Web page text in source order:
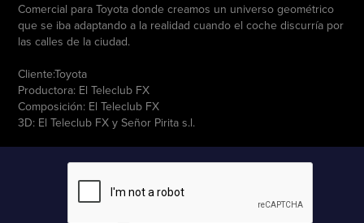
Comercial para Toyota donde creamos un universo geométrico
que se iba adaptando a la realidad cuando el coche discurría por
las calles de la ciudad.
Cliente:Toyota
Productora: El Teleclub FX
Composición: El Teleclub FX
3D: El Teleclub FX y Señor Pirita s.l.